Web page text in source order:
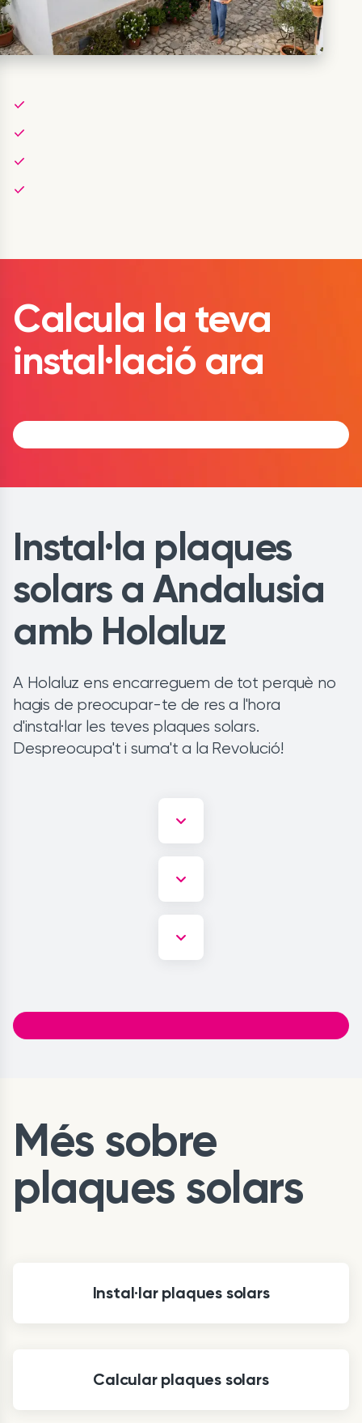
Calcula la teva
instal·lació ara
Instal·la plaques
solars a Andalusia
amb Holaluz
A Holaluz ens encarreguem de tot perquè no
hagis de preocupar-te de res a l'hora
d'instal·lar les teves plaques solars.
Despreocupa't i suma't a la Revolució!
Més sobre
plaques solars
Instal·lar plaques solars
Calcular plaques solars